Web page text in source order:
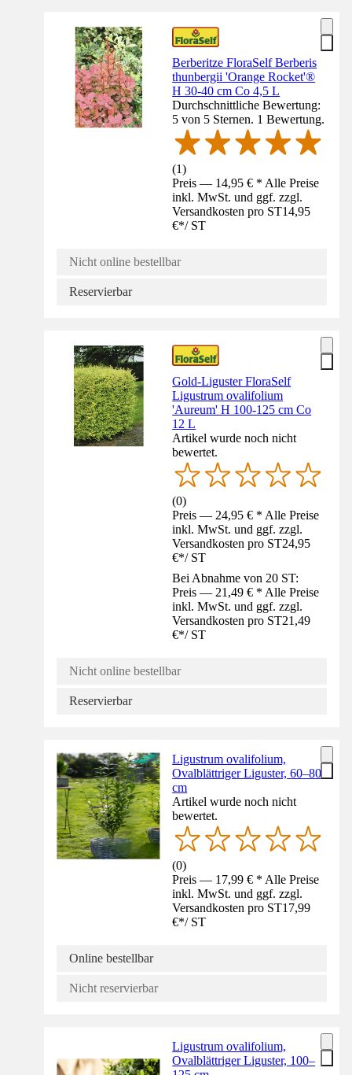
Berberitze FloraSelf Berberis
thunbergii 'Orange Rocket'®
H 30-40 cm Co 4,5 L
Durchschnittliche Bewertung:
5 von 5 Sternen. 1 Bewertung.
(1)
Preis — 14,95 € * Alle Preise
inkl. MwSt. und ggf. zzgl.
Versandkosten pro ST14,95
€*/ ST
Nicht online bestellbar
Reservierbar
Gold-Liguster FloraSelf
Ligustrum ovalifolium
'Aureum' H 100-125 cm Co
12 L
Artikel wurde noch nicht
bewertet.
(0)
Preis — 24,95 € * Alle Preise
inkl. MwSt. und ggf. zzgl.
Versandkosten pro ST24,95
€*/ ST
Bei Abnahme von 20 ST:
Preis — 21,49 € * Alle Preise
inkl. MwSt. und ggf. zzgl.
Versandkosten pro ST21,49
€*/ ST
Nicht online bestellbar
Reservierbar
Ligustrum ovalifolium,
Ovalblättriger Liguster, 60–80
cm
Artikel wurde noch nicht
bewertet.
(0)
Preis — 17,99 € * Alle Preise
inkl. MwSt. und ggf. zzgl.
Versandkosten pro ST17,99
€*/ ST
Online bestellbar
Nicht reservierbar
Ligustrum ovalifolium,
Ovalblättriger Liguster, 100–